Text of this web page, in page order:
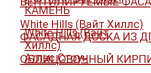
КАМЕНЬ
White Hills (Вайт
Хиллс)
Атлас Стоун
White Hills (Вайт Хиллс)
ФАСАДНАЯ ДОСКА ИЗ
ОБЛИЦОВОЧНЫЙ